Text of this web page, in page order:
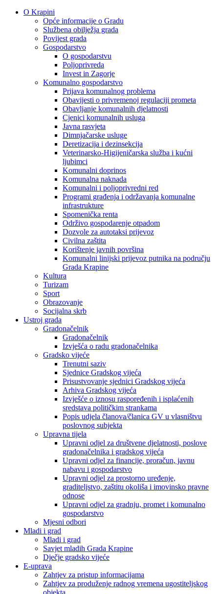
O Krapini
Opće informacije o Gradu
Službena obilježja grada
Povijest grada
Gospodarstvo
O gospodarstvu
Poljoprivreda
Invest in Zagorje
Komunalno gospodarstvo
Prijava komunalnog problema
Obavijesti o privremenoj regulaciji prometa
Obavljanje komunalnih djelatnosti
Cjenici komunalnih usluga
Javna rasvjeta
Dimnjačarske usluge
Deretizacija i dezinsekcija
Veterinarsko-Higijeničarska služba i kućni
ljubimci
Komunalni doprinos
Komunalna naknada
Komunalni i poljoprivredni red
Programi građenja i održavanja komunalne
infrastrukture
Spomenička renta
Održivo gospodarenje otpadom
Dozvole za autotaksi prijevoz
Civilna zaštita
Korištenje javnih površina
Komunalni linijski prijevoz putnika na području
Grada Krapine
Kultura
Turizam
Sport
Obrazovanje
Socijalna skrb
Ustroj grada
Gradonačelnik
Gradonačelnik
Izvješća o radu gradonačelnika
Gradsko vijeće
Trenutni saziv
Sjednice Gradskog vijeća
Prisustvovanje sjednici Gradskog vijeća
Arhiva Gradskog vijeća
Izvješće o iznosu raspoređenih i isplaćenih
sredstava političkim strankama
Popis udjela članova/članica GV u vlasništvu
poslovnog subjekta
Upravna tijela
Upravni odjel za društvene djelatnosti, poslove
gradonačelnika i gradskog vijeća
Upravni odjel za financije, proračun, javnu
nabavu i gospodarstvo
Upravni odjel za prostorno uređenje,
graditeljstvo, zaštitu okoliša i imovinsko pravne
odnose
Upravni odjel za gradnju, promet i komunalno
gospodarstvo
Mjesni odbori
Mladi i grad
Mladi i grad
Savjet mladih Grada Krapine
Dječje gradsko vijeće
E-uprava
Zahtjev za pristup informacijama
Zahtjev za produženje radnog vremena ugostiteljskog
objekta